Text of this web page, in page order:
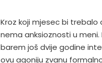
Kroz koji mjesec bi trebalo
nema anksioznosti u
barem još dvije godine
ovu agoniju zvanu